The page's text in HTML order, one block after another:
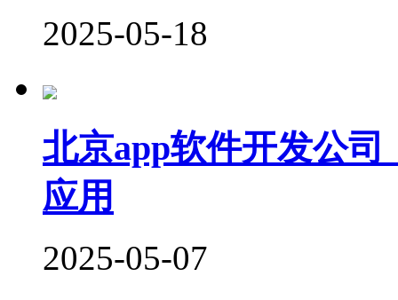
2025-05-18
北京app软件开发公
应用
2025-05-07